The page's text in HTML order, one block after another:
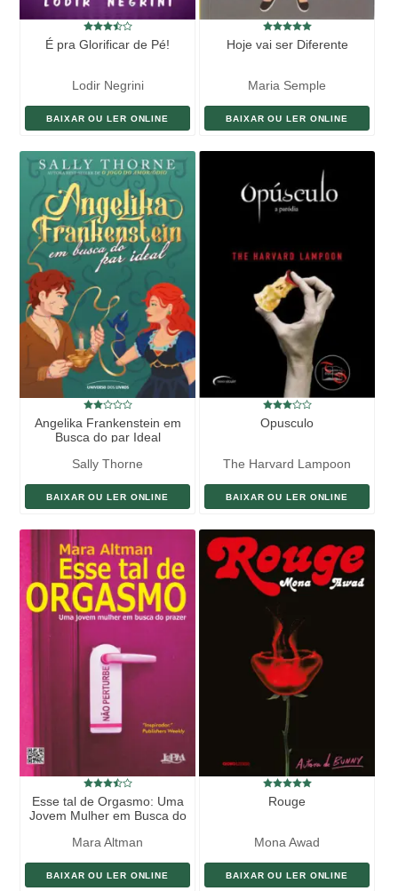
É pra Glorificar de Pé!
Lodir Negrini
BAIXAR OU LER ONLINE
Hoje vai ser Diferente
Maria Semple
BAIXAR OU LER ONLINE
Angelika Frankenstein em
Busca do par Ideal
Sally Thorne
BAIXAR OU LER ONLINE
Opusculo
The Harvard Lampoon
BAIXAR OU LER ONLINE
Esse tal de Orgasmo: Uma
Jovem Mulher em Busca do
Mara Altman
BAIXAR OU LER ONLINE
Rouge
Mona Awad
BAIXAR OU LER ONLINE